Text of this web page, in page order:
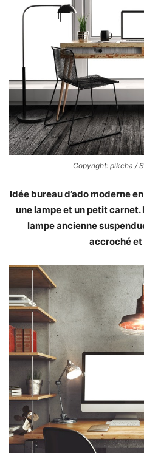
Copyright: pikcha /
Idée bureau d’ado moderne
une lampe et un petit
lampe ancienne
accroché et